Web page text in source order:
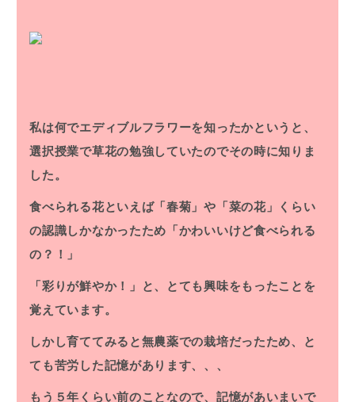
私は何でエディブルフラワーを知ったかというと、
選択授業で草花の勉強していたのでその時に知りま
した。
食べられる花といえば「春菊」や「菜の花」くらい
の認識しかなかったため「かわいいけど食べられる
の？！」
「彩りが鮮やか！」と、とても興味をもったことを
覚えています。
しかし育ててみると無農薬での栽培だったため、と
ても苦労した記憶があります、、、
もう５年くらい前のことなので、記憶があいまいで